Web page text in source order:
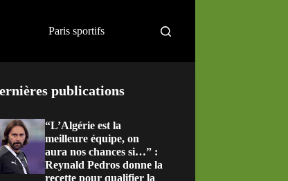
Paris sportifs
publications
“L’Algérie est la
meilleure équipe, on
aura nos chances si…” :
Reynald Pedros donne la
recette pour qualifier la